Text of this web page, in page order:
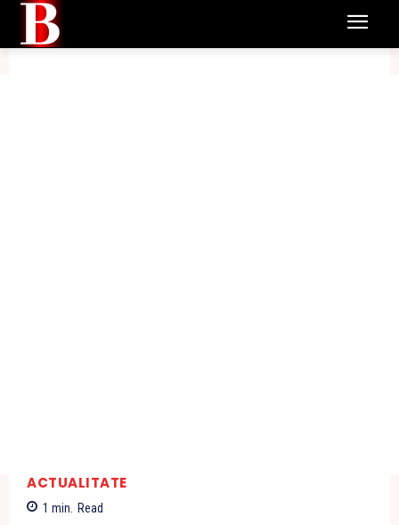
ACTUALITATE
1 min. Read